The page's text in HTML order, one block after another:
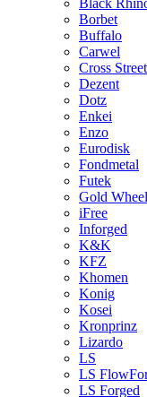
Black
Borbet
Buffalo
Carwel
Cross Street
Dezent
Dotz
Enkei
Enzo
Eurodisk
Fondmetal
Futek
Gold Wheel
iFree
Inforged
K&K
KFZ
Khomen
Konig
Kosei
Kronprinz
Lizardo
LS
LS
LS Forged